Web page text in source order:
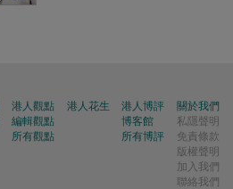
港人觀點
編輯觀點
所有觀點
港人花生
港人博評
博客館
所有博評
關於我們
私隱聲明
免責條款
版權聲明
加入我們
聯絡我們